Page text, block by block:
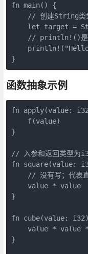
fn main() {
// 创建String类
let target =
// println!()是
}
函数抽象示例
fn apply(value:
    f(value)
}
// 入参和返回类型为
fn square(value:
// 没有写；代表
    value * value
}
fn cube(value:
value * value
}